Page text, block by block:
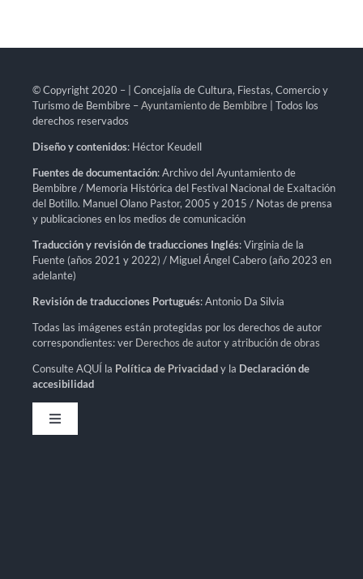
© Copyright 2020 – | Concejalía de Cultura, Fiestas, Comercio y
Turismo de Bembibre –Ayuntamiento de Bembibre| Todos los
derechos reservados
Diseño y contenidos: Héctor Keudell
Fuentes de documentación: Archivo del Ayuntamiento de
Bembibre / Memoria Histórica del Festival Nacional de Exaltación
del Botillo. Manuel Olano Pastor, 2005 y 2015 / Notas de prensa
y publicaciones en los medios de comunicación
Traducción y revisión de traducciones Inglés: Virginia de la
Fuente (años 2021 y 2022) / Miguel Ángel Cabero (año 2023 en
adelante)
Revisión de traducciones Portugués: Antonio Da Silvia
Todas las imágenes están protegidas por los derechos de autor
correspondientes: ver Derechos de autor y atribución de obras
Consulte AQUÍ la Política de Privacidady la Declaración de
accesibilidad
Toggle